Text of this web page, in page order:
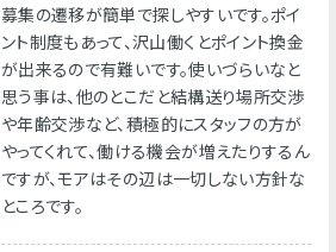
募集の遷移が簡単で探しやすいです。ポイ
ント制度もあって、沢山働くとポイント換金
が出来るので有難いです。使いづらいなと
思う事は、他のとこだと結構送り場所交渉
や年齢交渉など、積極的にスタッフの方が
やってくれて、働ける機会が増えたりするん
ですが、モアはその辺は一切しない方針な
ところです。